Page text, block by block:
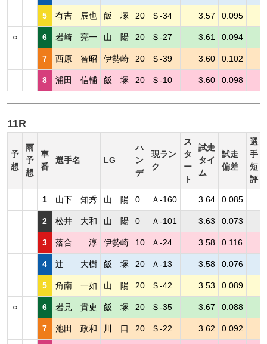
5 有吉 辰也 飯 塚 20 Ｓ-34 3.57 0.095
○ 6 岩崎 亮一 山 陽 20 Ｓ-27 3.61 0.094
7 西原 智昭 伊勢崎 20 Ｓ-39 3.60 0.102
8 浦田 信輔 飯 塚 20 Ｓ-10 3.60 0.098
11R
予
想
雨
予
想
車
番
選手名 LG
ハ
ン
デ
現ラン
ク
ス
タ
ー
ト
試走
タイ
ム
試走
偏差
選
手
短
評
1 山下 知秀 山 陽 0 Ａ-160 3.64 0.085
2 松井 大和 山 陽 0 Ａ-101 3.63 0.073
3 落合 淳 伊勢崎 10 Ａ-24 3.58 0.116
4 辻 大樹 飯 塚 20 Ａ-13 3.58 0.076
5 角南 一如 山 陽 20 Ｓ-42 3.53 0.089
○ 6 岩見 貴史 飯 塚 20 Ｓ-35 3.67 0.088
7 池田 政和 川 口 20 Ｓ-22 3.62 0.092